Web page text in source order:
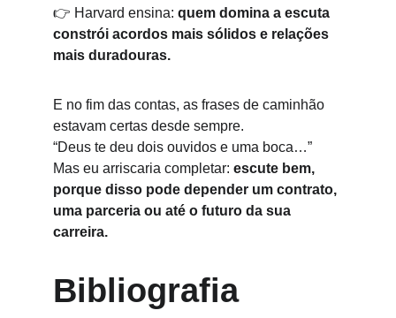
👉 Harvard ensina: quem domina a escuta
constrói acordos mais sólidos e relações
mais duradouras.
E no fim das contas, as frases de caminhão
estavam certas desde sempre.
“Deus te deu dois ouvidos e uma boca…”
Mas eu arriscaria completar: escute bem,
porque disso pode depender um contrato,
uma parceria ou até o futuro da sua
carreira.
Bibliografia